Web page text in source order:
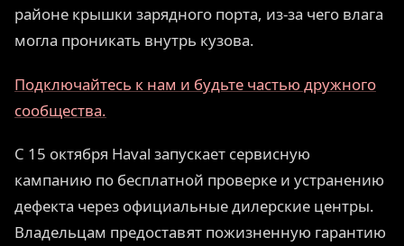
районе крышки зарядного порта, из-за чего влага
могла проникать внутрь кузова.
Подключайтесь к нам и будьте частью дружного
сообщества.
С 15 октября Haval запускает сервисную
кампанию по бесплатной проверке и устранению
дефекта через официальные дилерские центры.
Владельцам предоставят пожизненную гарантию